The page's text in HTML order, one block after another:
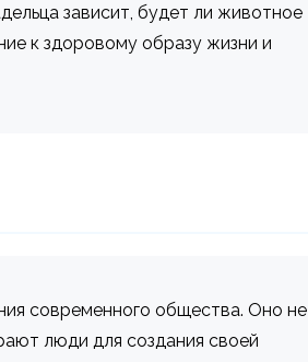
зависит, будет ли животное
к здоровому образу жизни и
современного общества. Оно не
люди для создания своей